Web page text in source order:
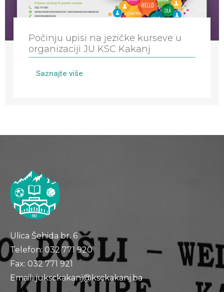
Počinju upisi na jezičke kurseve u
organizaciji JU KSC Kakanj
Saznajte više
Ulica Šehida br. 6
Telefon: 032 771 920
Fax: 032 771 921
Email: juksckakanj@ksckakanj.ba